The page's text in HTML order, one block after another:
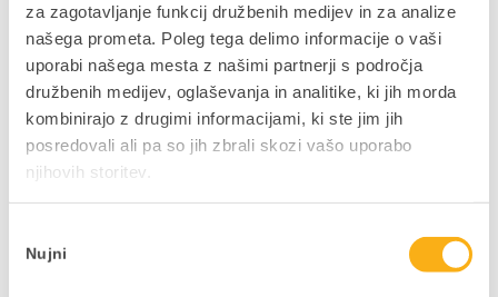
za zagotavljanje funkcij družbenih medijev in za analize
našega prometa. Poleg tega delimo informacije o vaši
uporabi našega mesta z našimi partnerji s področja
družbenih medijev, oglaševanja in analitike, ki jih morda
kombinirajo z drugimi informacijami, ki ste jim jih
posredovali ali pa so jih zbrali skozi vašo uporabo
njihovih storitev.
soglasja
Nujni
NAZAJ NA JAVNE OBJAVE
Ne zamudite podjetniških
novosti in nasvetov